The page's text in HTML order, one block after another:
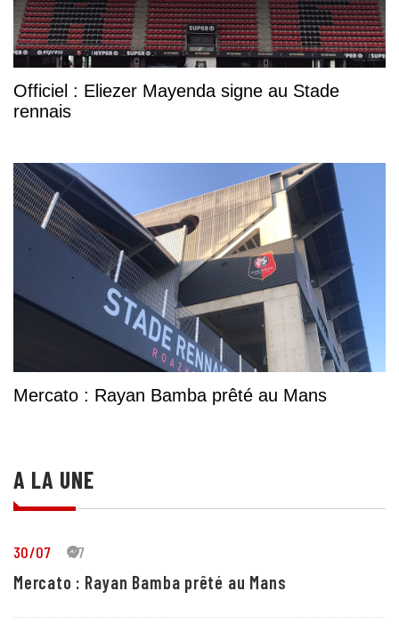
Officiel : Eliezer Mayenda signe au Stade
rennais
Mercato : Rayan Bamba prêté au Mans
A LA UNE
30/07 37
Mercato : Rayan Bamba prêté au Mans